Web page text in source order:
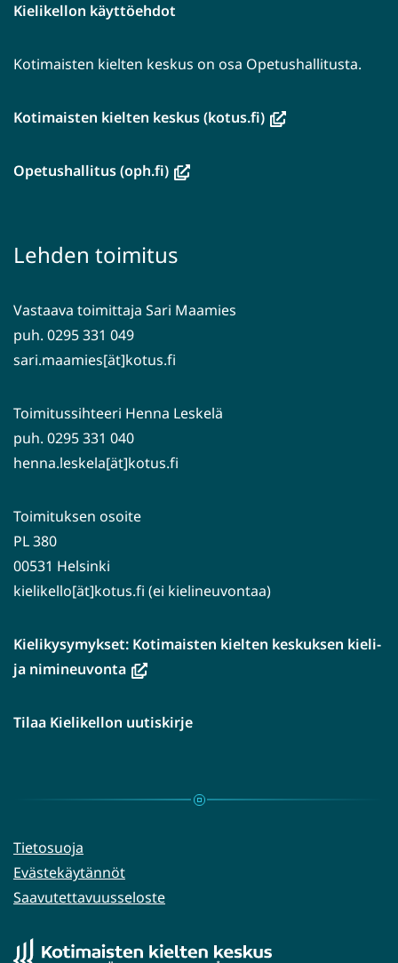
Kielikellon käyttöehdot
Kotimaisten kielten keskus on osa Opetushallitusta.
Kotimaisten kielten keskus (kotus.fi)(avautuu
Opetushallitus (oph.fi)(avautuu
toiseen
Lehden toimitus
Vastaava toimittaja Sari Maamies
puh. 0295 331 049
sari.maamies[ät]kotus.fi
Toimitussihteeri Henna Leskelä
puh. 0295 331 040
henna.leskela[ät]kotus.fi
Toimituksen osoite
PL 380
00531 Helsinki
kielikello[ät]kotus.fi (ei kielineuvontaa)
Kielikysymykset: Kotimaisten kielten keskuksen kieli-
ja nimineuvonta(avautuu
ikkunaan,
palveluun)
Tilaa Kielikellon uutiskirje
Tietosuoja
Evästekäytännöt
Saavutettavuusseloste